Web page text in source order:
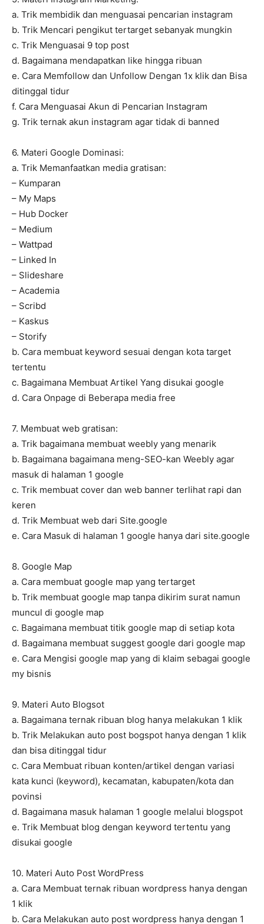
a. Trik membidik dan menguasai pencarian instagram
b. Trik Mencari pengikut tertarget sebanyak mungkin
c. Trik Menguasai 9 top post
d. Bagaimana mendapatkan like hingga ribuan
e. Cara Memfollow dan Unfollow Dengan 1x klik dan Bisa
ditinggal tidur
f. Cara Menguasai Akun di Pencarian Instagram
g. Trik ternak akun instagram agar tidak di banned
6. Materi Google Dominasi:
a. Trik Memanfaatkan media gratisan:
– Kumparan
– My Maps
– Hub Docker
– Medium
– Wattpad
– Linked In
– Slideshare
– Academia
– Scribd
– Kaskus
– Storify
b. Cara membuat keyword sesuai dengan kota target
tertentu
c. Bagaimana Membuat Artikel Yang disukai google
d. Cara Onpage di Beberapa media free
7. Membuat web gratisan:
a. Trik bagaimana membuat weebly yang menarik
b. Bagaimana bagaimana meng-SEO-kan Weebly agar
masuk di halaman 1 google
c. Trik membuat cover dan web banner terlihat rapi dan
keren
d. Trik Membuat web dari Site.google
e. Cara Masuk di halaman 1 google hanya dari site.google
8. Google Map
a. Cara membuat google map yang tertarget
b. Trik membuat google map tanpa dikirim surat namun
muncul di google map
c. Bagaimana membuat titik google map di setiap kota
d. Bagaimana membuat suggest google dari google map
e. Cara Mengisi google map yang di klaim sebagai google
my bisnis
9. Materi Auto Blogsot
a. Bagaimana ternak ribuan blog hanya melakukan 1 klik
b. Trik Melakukan auto post bogspot hanya dengan 1 klik
dan bisa ditinggal tidur
c. Cara Membuat ribuan konten/artikel dengan variasi
kata kunci (keyword), kecamatan, kabupaten/kota dan
povinsi
d. Bagaimana masuk halaman 1 google melalui blogspot
e. Trik Membuat blog dengan keyword tertentu yang
disukai google
10. Materi Auto Post WordPress
a. Cara Membuat ternak ribuan wordpress hanya dengan
1 klik
b. Cara Melakukan auto post wordpress hanya dengan 1